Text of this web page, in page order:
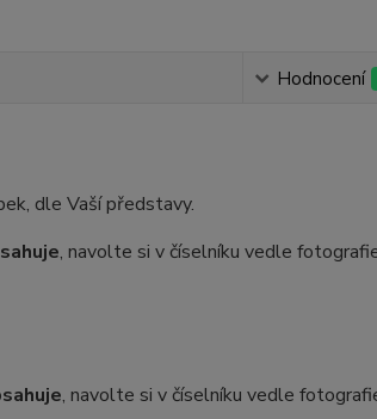
Hodnocení
dle Vaší představy.
, navolte si v číselníku vedle
, navolte si v číselníku vedle